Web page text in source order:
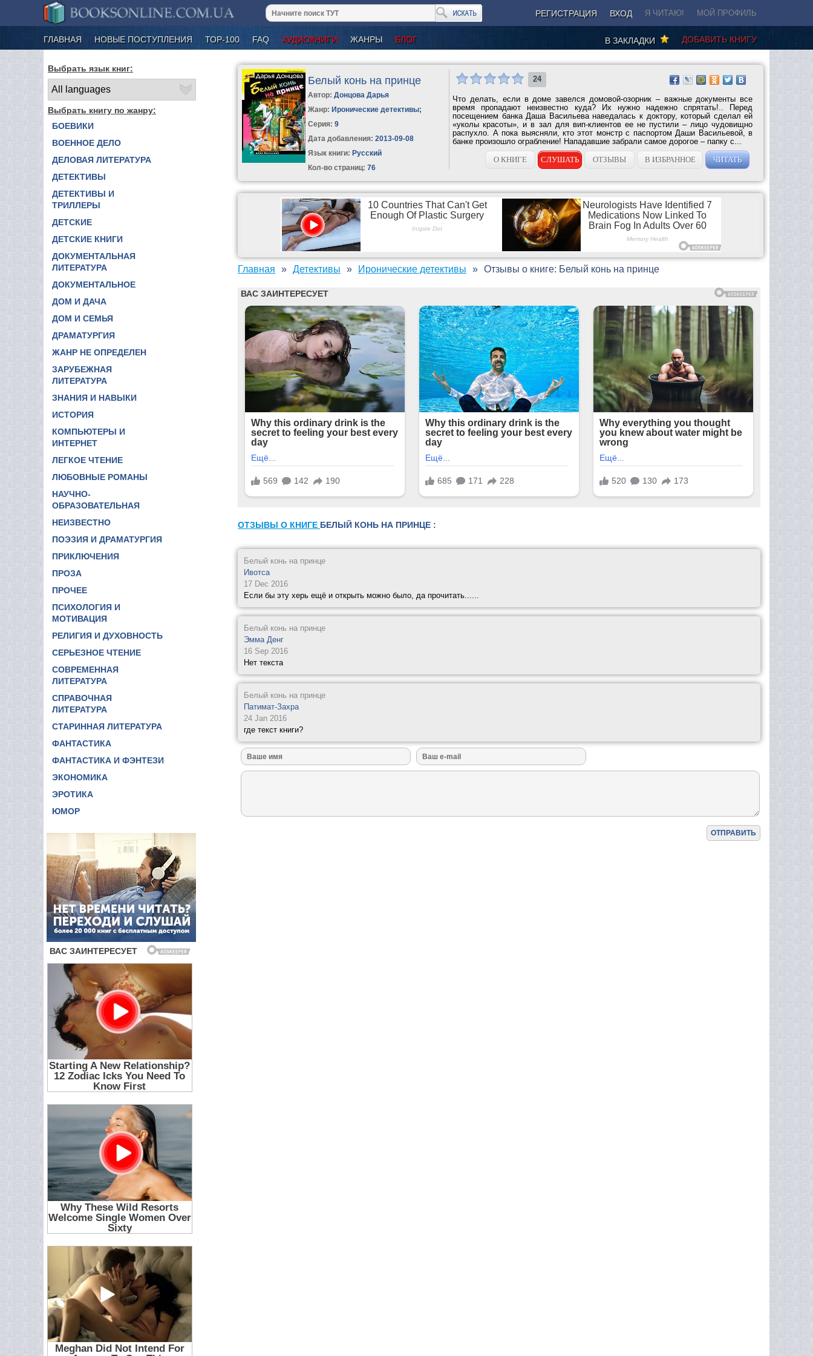
РЕГИСТРАЦИЯ ВХОД Я ЧИТАЮ! МОЙ ПРОФИЛЬ
ГЛАВНАЯ НОВЫЕ ПОСТУПЛЕНИЯ ТОР-100 FAQ АУДИОКНИГИ ЖАНРЫ БЛОГ ДОБАВИТЬ КНИГУ
В ЗАКЛАДКИ
Выбрать язык книг:
Выбрать книгу по жанру:
БОЕВИКИ
ВОЕННОЕ ДЕЛО
ДЕЛОВАЯ ЛИТЕРАТУРА
ДЕТЕКТИВЫ
ДЕТЕКТИВЫ И
ТРИЛЛЕРЫ
ДЕТСКИЕ
ДЕТСКИЕ КНИГИ
ДОКУМЕНТАЛЬНАЯ
ЛИТЕРАТУРА
ДОКУМЕНТАЛЬНОЕ
ДОМ И ДАЧА
ДОМ И СЕМЬЯ
ДРАМАТУРГИЯ
ЖАНР НЕ ОПРЕДЕЛЕН
ЗАРУБЕЖНАЯ
ЛИТЕРАТУРА
ЗНАНИЯ И НАВЫКИ
ИСТОРИЯ
КОМПЬЮТЕРЫ И
ИНТЕРНЕТ
ЛЕГКОЕ ЧТЕНИЕ
ЛЮБОВНЫЕ РОМАНЫ
НАУЧНО-
ОБРАЗОВАТЕЛЬНАЯ
НЕИЗВЕСТНО
ПОЭЗИЯ И ДРАМАТУРГИЯ
ПРИКЛЮЧЕНИЯ
ПРОЗА
ПРОЧЕЕ
ПСИХОЛОГИЯ И
МОТИВАЦИЯ
РЕЛИГИЯ И ДУХОВНОСТЬ
СЕРЬЕЗНОЕ ЧТЕНИЕ
СОВРЕМЕННАЯ
ЛИТЕРАТУРА
СПРАВОЧНАЯ
ЛИТЕРАТУРА
СТАРИННАЯ ЛИТЕРАТУРА
ФАНТАСТИКА
ФАНТАСТИКА И ФЭНТЕЗИ
ЭКОНОМИКА
ЭРОТИКА
ЮМОР
Белый конь на принце
Автор:Донцова Дарья
Жанр: Иронические детективы;
Серия:9
Дата добавления: 2013-09-08
Язык книги: Русский
Кол-во страниц: 76
24
Что делать, если в доме завелся домовой-озорник – важные документы все
время пропадают неизвестно куда? Их нужно надежно спрятать!.. Перед
посещением банка Даша Васильева наведалась к доктору, который сделал ей
«уколы красоты», и в зал для вип-клиентов ее не пустили – лицо чудовищно
распухло. А пока выясняли, кто этот монстр с паспортом Даши Васильевой, в
банке произошло ограбление! Нападавшие забрали самое дорогое – папку с...
О КНИГЕ
СЛУШАТЬ ОТЗЫВЫ В ИЗБРАННОЕ ЧИТАТЬ
Главная Детективы Иронические детективы Отзывы о книге: Белый конь на принце
ОТЗЫВЫ О КНИГЕ БЕЛЫЙ КОНЬ НА ПРИНЦЕ :
Белый конь на принце
Ивотса
17 Dec 2016
Если бы эту херь ещё и открыть можно было, да прочитать......
Белый конь на принце
Эмма Денг
16 Sep 2016
Нет текста
Белый конь на принце
Патимат-Захра
24 Jan 2016
где текст книги?